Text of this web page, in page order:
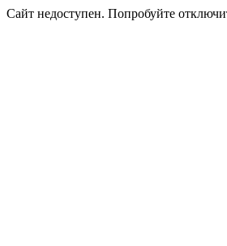
Сайт недоступен. Попробуйте